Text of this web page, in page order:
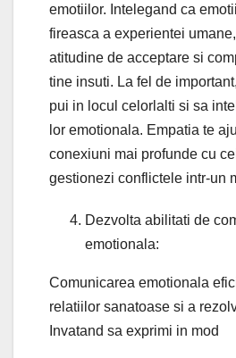
emotiilor. Intelegand ca
fireasca a experientei
atitudine de acceptare si
tine insuti. La fel de
pui in locul celorlalti si sa
lor emotionala. Empatia te
conexiuni mai profunde cu
gestionezi conflictele intr-un
Dezvolta abilitati de
emotionala:
Comunicarea emotionala
relatiilor sanatoase si a
Invatand sa exprimi in mod